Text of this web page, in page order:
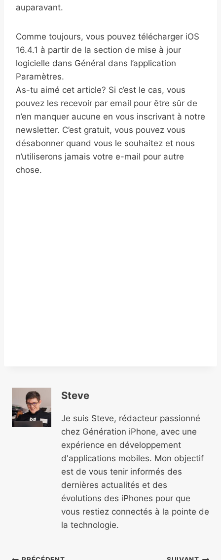
auparavant.
Comme toujours, vous pouvez télécharger iOS
16.4.1 à partir de la section de mise à jour
logicielle dans Général dans l’application
Paramètres.
As-tu aimé cet article? Si c’est le cas, vous
pouvez les recevoir par email pour être sûr de
n’en manquer aucune en vous inscrivant à notre
newsletter. C’est gratuit, vous pouvez vous
désabonner quand vous le souhaitez et nous
n’utiliserons jamais votre e-mail pour autre
chose.
Steve
Je suis Steve, rédacteur passionné
chez Génération iPhone, avec une
expérience en développement
d'applications mobiles. Mon objectif
est de vous tenir informés des
dernières actualités et des
évolutions des iPhones pour que
vous restiez connectés à la pointe de
la technologie.